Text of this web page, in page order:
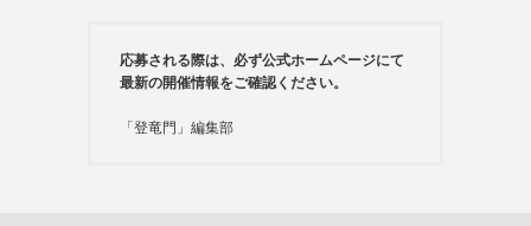
応募される際は、必ず公式ホームページにて
最新の開催情報をご確認ください。
「登竜門」編集部